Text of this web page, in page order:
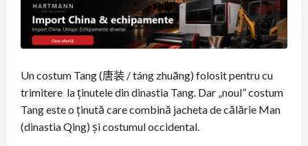
Un costum Tang (唐装 / táng zhuāng) folosit pentru cu
trimitere la ținutele din dinastia Tang. Dar „noul” costum
Tang este o ținută care combină jacheta de călărie Man
(dinastia Qing) și costumul occidental.